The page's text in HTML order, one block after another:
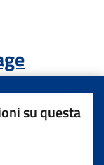
su questa